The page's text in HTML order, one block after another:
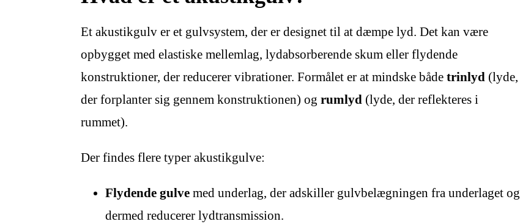
Et akustikgulv er et gulvsystem, der er designet til at dæmpe lyd. Det kan være
opbygget med elastiske mellemlag, lydabsorberende skum eller flydende
konstruktioner, der reducerer vibrationer. Formålet er at mindske både trinlyd (lyde,
der forplanter sig gennem konstruktionen) og rumlyd (lyde, der reflekteres i
rummet).
Der findes flere typer akustikgulve:
Flydende gulve med underlag, der adskiller gulvbelægningen fra underlaget og
dermed reducerer lydtransmission.